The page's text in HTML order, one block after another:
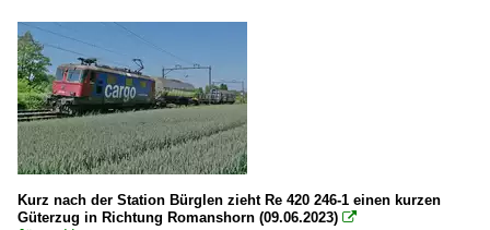
Dieselloks
5 234 Tm 234 Baudiensttraktor 'Ameise'
5 841 ¦ 8 841 Am 841 ·CEC Alsthom BR GA-DE 900/AS·
5 843 Am 843 ·G 1700-2 BB·
E-Loks | 91 85
Kurz nach der Station Bürglen zieht Re 420 246-1 einen kurzen
Güterzug in Richtung Romanshorn (09.06.2023) 